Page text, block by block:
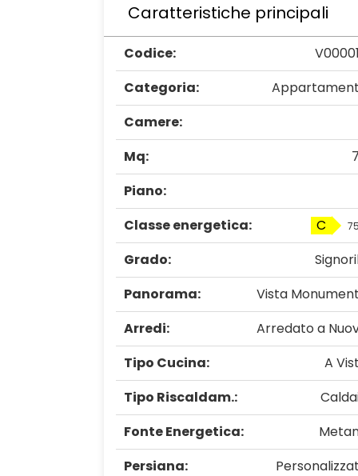
Caratteristiche principali
Codice:
Categoria:
Camere:
Mq:
Piano:
Classe energetica:
C
Grado:
Panorama:
Vista
Arredi:
Arredato a
Tipo Cucina:
A
Tipo Riscaldam.:
Fonte Energetica:
Persiana: